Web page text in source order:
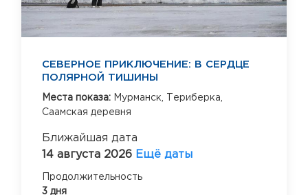
СЕВЕРНОЕ ПРИКЛЮЧЕНИЕ: В СЕРДЦЕ
ПОЛЯРНОЙ ТИШИНЫ
Места показа: Мурманск,
Териберка,
Саамская деревня
Ближайшая дата
14 августа 2026 Ещё даты
Продолжительность
3 дня